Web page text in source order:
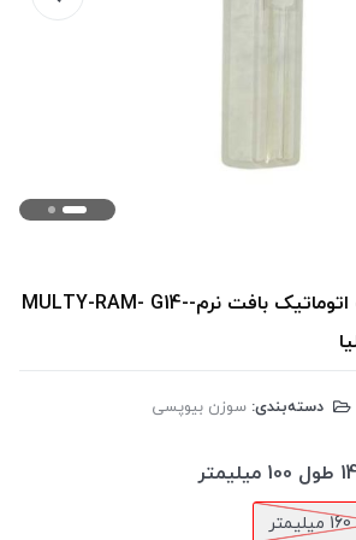
سوزن بیوپسی نیمه اتوماتیک بافت نرم-MULTY-RAM- G14-
دسته‌بندی: سوزن بیوپسی